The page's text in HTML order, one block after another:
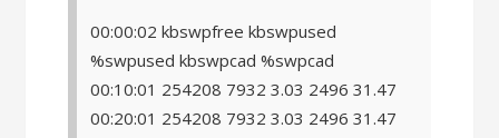
00:00:02 kbswpfree kbswpused
%swpused kbswpcad %swpcad
00:10:01 254208 7932 3.03 2496 31.47
00:20:01 254208 7932 3.03 2496 31.47